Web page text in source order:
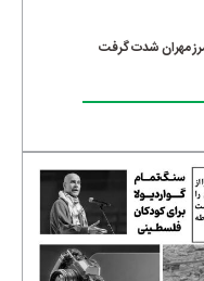
مرز مهران شدت گرفت